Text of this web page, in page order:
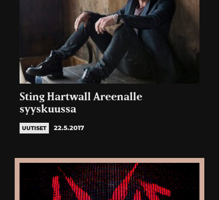
Sting Hartwall Areenalle
syyskuussa
UUTISET 22.5.2017